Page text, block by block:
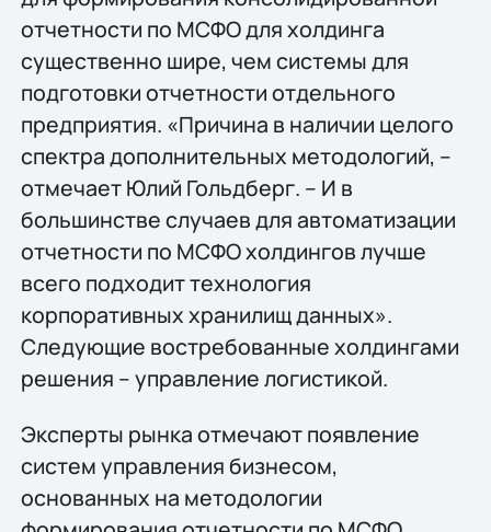
отчетности по МСФО для холдинга
существенно шире, чем системы для
подготовки отчетности отдельного
предприятия. «Причина в наличии целого
спектра дополнительных методологий, –
отмечает Юлий Гольдберг. – И в
большинстве случаев для автоматизации
отчетности по МСФО холдингов лучше
всего подходит технология
корпоративных хранилищ данных».
Следующие востребованные холдингами
решения – управление логистикой.
Эксперты рынка отмечают появление
систем управления бизнесом,
основанных на методологии